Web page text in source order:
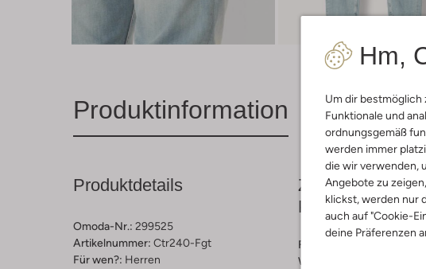
Hm,
Um dir bestmöglich
Funktionale und
ordnungsgemäß
werden immer
die wir verwenden,
Angebote zu
klickst, werden nur
auch auf "Cookie-
deine Präferenzen
Produktinformation
Produktdetails
Omoda-Nr.: 299525
Artikelnummer: Ctr240-Fgt
Für wen?: Herren
Passform
Farbe :
Wassing: